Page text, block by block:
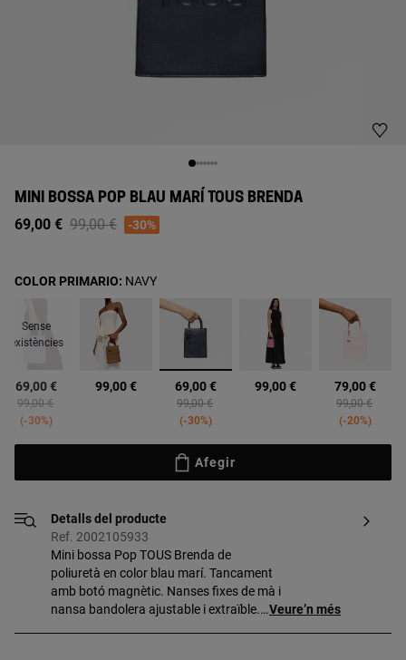
MINI BOSSA POP BLAU MARÍ TOUS BRENDA
69,00 € Price reduced from
99,00 €to-30%
from
Sense
existències
69,00 €
Price reduced from
99,00 €to
-30%
99,00 € seleccionats
69,00 €
Price reduced from
99,00 €to
-30%
99,00 € 79,00 €
Price reduced
99,00 €to
-20%
COLOR PRIMARIO: NAVY
Afegir
Detalls del producte
Ref. 2002105933
Mini bossa Pop TOUS Brenda de
poliuretà en color blau marí. Tancament
amb botó magnètic. Nanses fixes de mà i
nansa bandolera ajustable i extraïble.
Veure’n més